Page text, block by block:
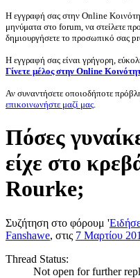
Η εγγραφή σας στην Online
μηνύματα στο forum, να στείλετε
δημιουργήσετε το προσωπικό σας
Η εγγραφή σας είναι γρήγορη,
Γίνετε μέλος στην Online
Αν συναντήσετε οποιοδήποτε
επικοινωνήστε μαζί μας.
Πόσες
είχε στο
Rourke;
Συζήτηση στο φόρουμ '
Fanshawe, στις 7 Μαρτίου
Thread Status:
Not open for further